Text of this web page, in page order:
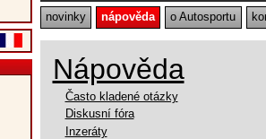
novinky nápověda o Autosportu
Nápověda
Často kladené otázky
Diskusní fóra
Inzeráty